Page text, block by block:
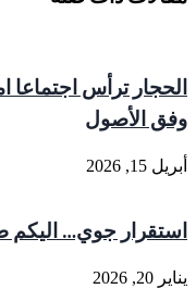
الحجار ترأس اجتماعا
وفق الأصول
أبريل 15, 2026
استقرار جوي… اليكم
يناير 20, 2026